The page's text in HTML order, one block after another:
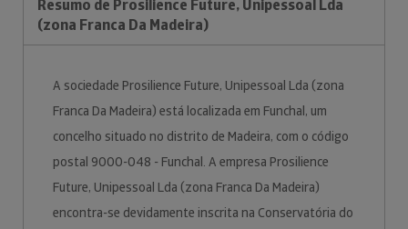
Resumo de Prosilience Future, Unipessoal Lda
(zona Franca Da Madeira)
A sociedade Prosilience Future, Unipessoal Lda (zona
Franca Da Madeira) está localizada em Funchal, um
concelho situado no distrito de Madeira, com o código
postal 9000-048 - Funchal. A empresa Prosilience
Future, Unipessoal Lda (zona Franca Da Madeira)
encontra-se devidamente inscrita na Conservatória do